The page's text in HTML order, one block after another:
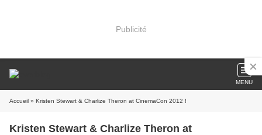
Publicité
MENU
Accueil » Kristen Stewart & Charlize Theron at CinemaCon 2012 !
Kristen Stewart & Charlize Theron at